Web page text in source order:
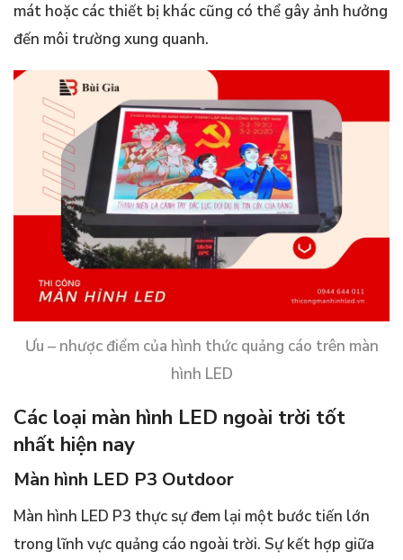
mát hoặc các thiết bị khác cũng có thể gây ảnh hưởng
đến môi trường xung quanh.
Ưu – nhược điểm của hình thức quảng cáo trên màn
hình LED
Các loại màn hình LED ngoài trời tốt
nhất hiện nay
Màn hình LED P3 Outdoor
Màn hình LED P3 thực sự đem lại một bước tiến lớn
trong lĩnh vực quảng cáo ngoài trời. Sự kết hợp giữa